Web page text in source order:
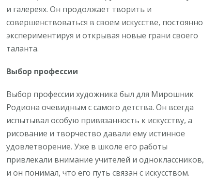
и галереях. Он продолжает творить и
совершенствоваться в своем искусстве, постоянно
экспериментируя и открывая новые грани своего
таланта.
Выбор профессии
Выбор профессии художника был для Мирошник
Родиона очевидным с самого детства. Он всегда
испытывал особую привязанность к искусству, а
рисование и творчество давали ему истинное
удовлетворение. Уже в школе его работы
привлекали внимание учителей и одноклассников,
и он понимал, что его путь связан с искусством.